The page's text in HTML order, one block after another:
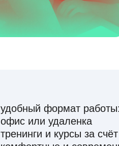
удобный формат
офис или удаленка
тренинги и курсы за